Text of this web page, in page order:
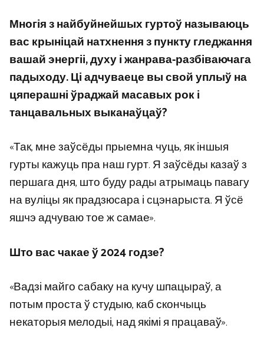
Многія з найбуйнейшых гуртоў называюць
вас крыніцай натхнення з пункту гледжання
вашай энергіі, духу і жанрава-разбіваючага
падыходу. Ці адчуваеце вы свой уплыў на
цяперашні ўраджай масавых рок і
танцавальных выканаўцаў?
«Так, мне заўсёды прыемна чуць, як іншыя
гурты кажуць пра наш гурт. Я заўсёды казаў з
першага дня, што буду рады атрымаць павагу
на вуліцы як прадзюсара і сцэнарыста. Я ўсё
яшчэ адчуваю тое ж самае».
Што вас чакае ў 2024 годзе?
«Вадзі майго сабаку на кучу шпацыраў, а
потым проста ў студыю, каб скончыць
некаторыя мелодыі, над якімі я працаваў».